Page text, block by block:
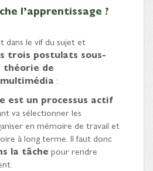
l’apprentissage ?
dans le vif du sujet et
trois postulats sous-
théorie de
:
est un processus actif
va sélectionner les
en mémoire de travail et
à long terme. Il faut donc
la tâche pour rendre